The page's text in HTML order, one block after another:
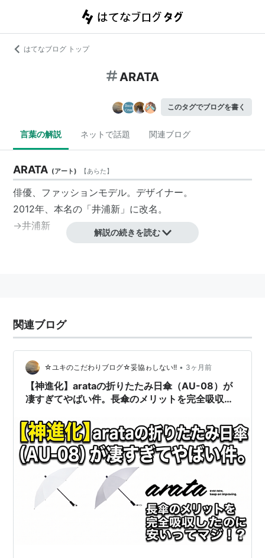
はてなブログ トップ
ARATA
このタグでブログを書く
言葉の解説 ネットで話題 関連ブログ
ARATA (アート) 【あらた】
俳優、ファッションモデル。デザイナー。
2012年、本名の「井浦新 」に改名。
→井浦新
解説の続きを読む
関連ブログ
☆ユキのこだわりブログ☆妥協ゎしない!! • 3ヶ月前
【神進化】arataの折りたたみ日傘（AU-08）が
凄すぎてやばい件。長傘のメリットを完全吸収し